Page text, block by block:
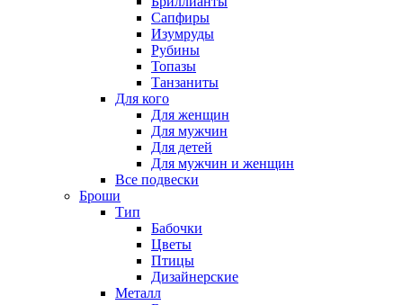
Сапфиры
Изумруды
Рубины
Топазы
Танзаниты
Для кого
Для женщин
Для мужчин
Для детей
Для мужчин и женщин
Все подвески
Броши
Тип
Бабочки
Цветы
Птицы
Дизайнерские
Металл